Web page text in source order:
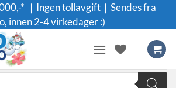
* ｜Ingen tollavgift｜Sendes fra
innen 2-4 virkedager :)